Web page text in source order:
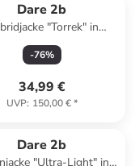
Dare 2b
"Torrek" in
Schwarz
-76%
34,99 €
UVP: 150,00 €*
Dare 2b
"Ultra-Light" in